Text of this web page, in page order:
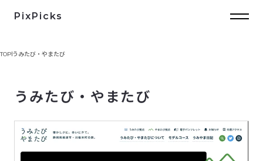
PixPicks
TOP うみたび・やまたび
うみたび・やまたび